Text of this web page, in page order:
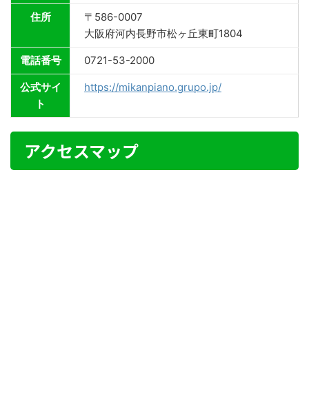
住所
〒586-0007
大阪府河内長野市松ヶ丘東町1804
電話番号 0721-53-2000
公式サイ
ト
https://mikanpiano.grupo.jp/
アクセスマップ